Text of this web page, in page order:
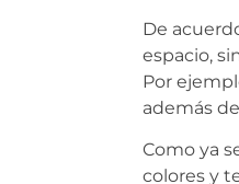
De
espacio,
Por
además
Como ya
colores y